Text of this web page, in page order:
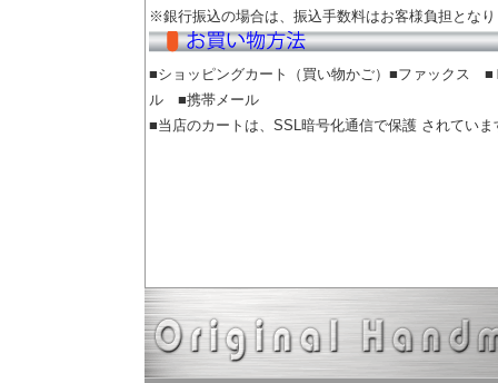
※銀行振込の場合は、振込手数料はお客様負担とな
■ショッピングカート（買い物かご）■ファックス ■
ル ■携帯メール
■当店のカートは、SSL暗号化通信で保護 されていま